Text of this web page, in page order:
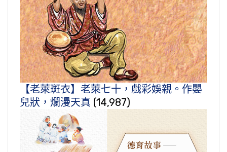
【老萊斑衣】老萊七十，戲彩娛親。作嬰
兒狀，爛漫天真 (14,987)